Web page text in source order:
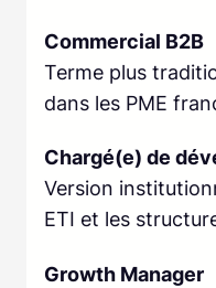
Commercial B2B
Terme plus
dans les PME
Chargé(e) de
Version
ETI et les
Growth Manager